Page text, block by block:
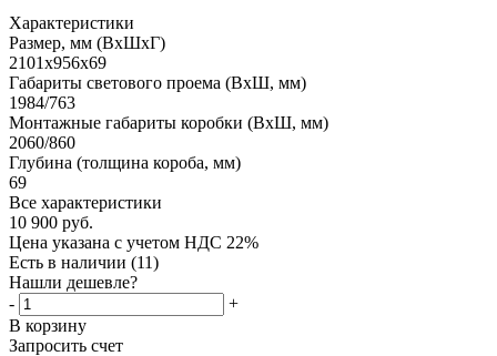
Характеристики
Размер, мм (ВхШхГ)
2101x956x69
Габариты светового проема (ВxШ, мм)
1984/763
Монтажные габариты коробки (ВxШ, мм)
2060/860
Глубина (толщина короба, мм)
69
Все характеристики
10 900 руб.
Цена указана с учетом НДС 22%
Есть в наличии (11)
Нашли дешевле?
-
+
В корзину
Запросить счет